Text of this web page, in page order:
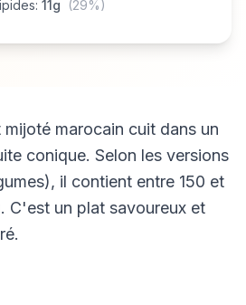
11g (29%)
marocain cuit dans un
conique. Selon les versions
il contient entre 150 et
C'est un plat savoureux et